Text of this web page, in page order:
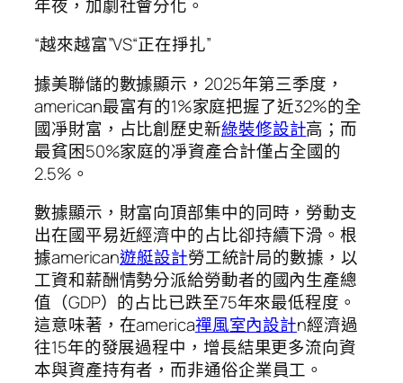
年夜，加劇社會分化。
“越來越富”VS“正在掙扎”
據美聯儲的數據顯示，2025年第三季度，
american最富有的1%家庭把握了近32%的全
國凈財富，占比創歷史新綠裝修設計高；而
最貧困50%家庭的凈資產合計僅占全國的
2.5%。
數據顯示，財富向頂部集中的同時，勞動支
出在國平易近經濟中的占比卻持續下滑。根
據american遊艇設計勞工統計局的數據，以
工資和薪酬情勢分派給勞動者的國內生產總
值（GDP）的占比已跌至75年來最低程度。
這意味著，在america禪風室內設計n經濟過
往15年的發展過程中，增長結果更多流向資
本與資產持有者，而非通俗企業員工。